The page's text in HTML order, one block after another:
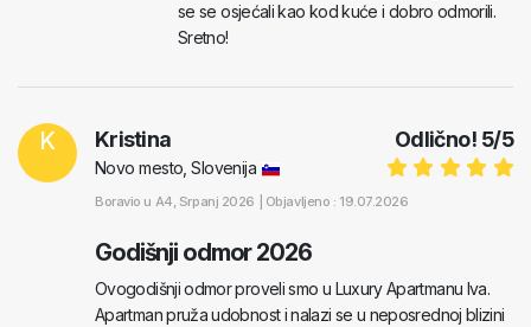
se se osjećali kao kod kuće i dobro odmorili.
Sretno!
K Odlično! 5/5
Kristina
Novo mesto, Slovenija
Boravio u A4, Srpanj 2026 | Objavljeno : 19.07.2026
Godišnji odmor 2026
Ovogodišnji odmor proveli smo u Luxury Apartmanu Iva.
Apartman pruža udobnost i nalazi se u neposrednoj blizini